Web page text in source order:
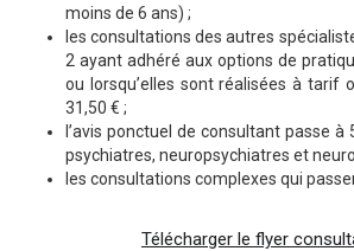
moins de 6 ans) ;
les consultations des autres
2 ayant adhéré aux options de
ou lorsqu’elles sont réalisées à tarif
31,50 € ;
l’avis ponctuel de consultant passe à
psychiatres, neuropsychiatres et
les consultations complexes qui
Télécharger le flyer